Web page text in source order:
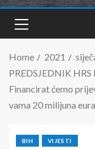
Home 2021
PREDSJEDNIK
Financirat ćemo
vama 20 milijuna
BIH VIJESTI